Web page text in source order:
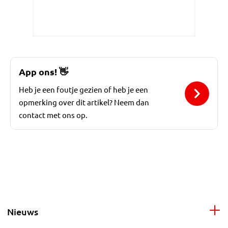
App ons!👋
Heb je een foutje gezien of heb je een
opmerking over dit artikel? Neem dan
contact met ons op.
Nieuws